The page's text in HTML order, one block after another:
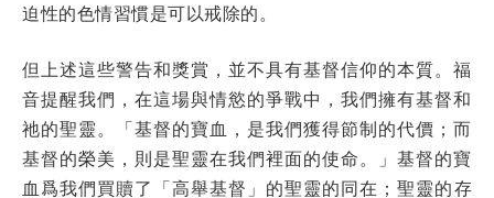
迫性的色情習慣是可以戒除的。
但上述這些警告和獎賞，並不具有基督信仰的本質。福
音提醒我們，在這場與情慾的爭戰中，我們擁有基督和
祂的聖靈。「基督的寶血，是我們獲得節制的代價；而
基督的榮美，則是聖靈在我們裡面的使命。」基督的寶
血爲我們買贖了「高舉基督」的聖靈的同在；聖靈的存